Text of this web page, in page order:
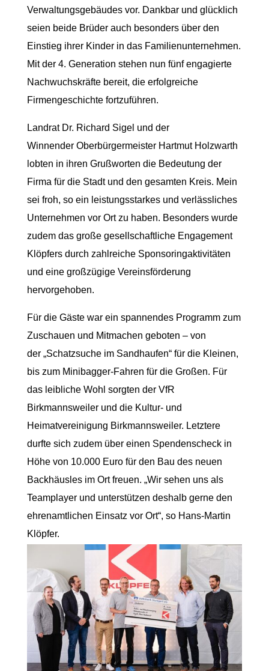
Verwaltungsgebäudes vor. Dankbar und glücklich
seien beide Brüder auch besonders über den
Einstieg ihrer Kinder in das Familienunternehmen.
Mit der 4. Generation stehen nun fünf engagierte
Nachwuchskräfte bereit, die erfolgreiche
Firmengeschichte fortzuführen.
Landrat Dr. Richard Sigel und der
Winnender Oberbürgermeister Hartmut Holzwarth
lobten in ihren Grußworten die Bedeutung der
Firma für die Stadt und den gesamten Kreis. Mein
sei froh, so ein leistungsstarkes und verlässliches
Unternehmen vor Ort zu haben. Besonders wurde
zudem das große gesellschaftliche Engagement
Klöpfers durch zahlreiche Sponsoringaktivitäten
und eine großzügige Vereinsförderung
hervorgehoben.
Für die Gäste war ein spannendes Programm zum
Zuschauen und Mitmachen geboten – von
der „Schatzsuche im Sandhaufen“ für die Kleinen,
bis zum Minibagger-Fahren für die Großen. Für
das leibliche Wohl sorgten der VfR
Birkmannsweiler und die Kultur- und
Heimatvereinigung Birkmannsweiler. Letztere
durfte sich zudem über einen Spendenscheck in
Höhe von 10.000 Euro für den Bau des neuen
Backhäusles im Ort freuen. „Wir sehen uns als
Teamplayer und unterstützen deshalb gerne den
ehrenamtlichen Einsatz vor Ort“, so Hans-Martin
Klöpfer.